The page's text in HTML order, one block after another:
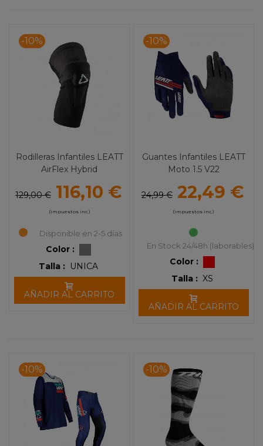
-10%
Rodilleras Infantiles LEATT
AirFlex Hybrid
129,00 € 116,10 €
(impuestos inc.)
Disponible en 2-5 días
Color :
Talla :
UNICA
AÑADIR AL CARRITO
-10%
Guantes Infantiles LEATT
Moto 1.5 V22
24,99 € 22,49 €
(impuestos inc.)
En Stock 24/48h (laborables)
Color :
Talla : XS
AÑADIR AL CARRITO
-10% -10%